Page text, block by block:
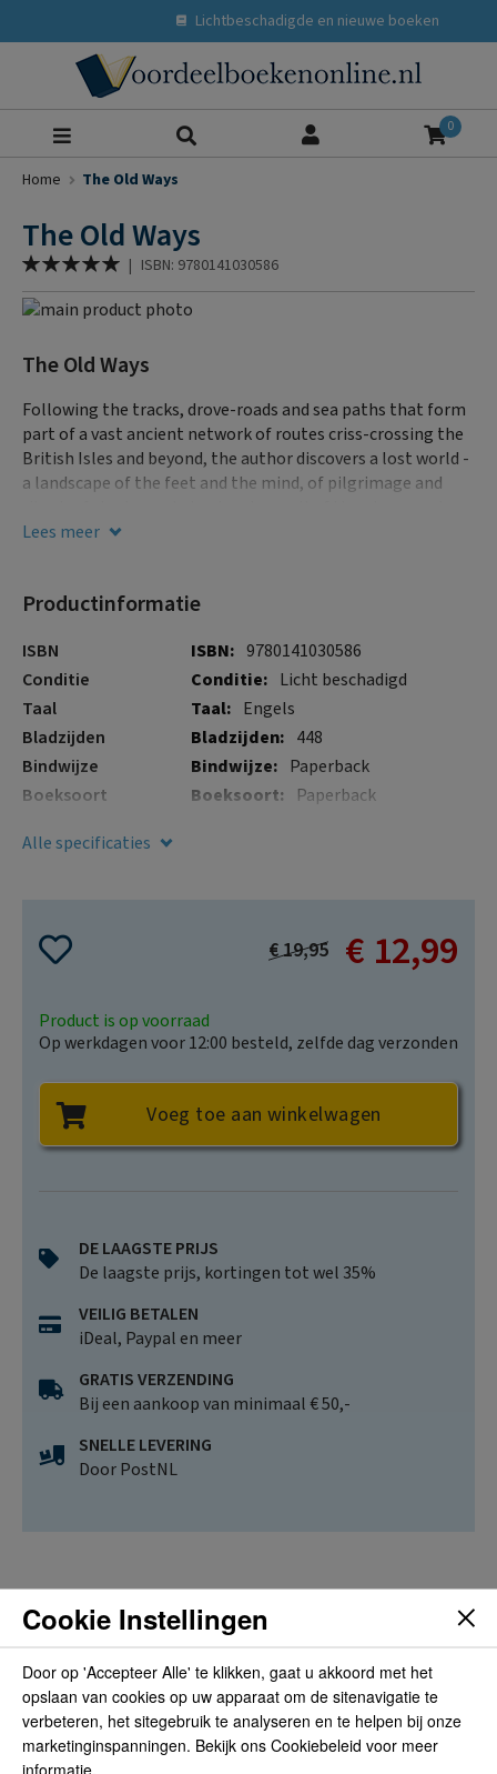
Lichtbeschadigde en nieuwe boeken
0
Home The Old Ways
The Old Ways
Waardering:
% of
| ISBN: 9780141030586
Ga
het
van
de
afbeeldingen-
gallerij
naar
begin
van
de
afbeeldingen-
The Old Ways
Following the tracks, drove-roads and sea paths that form
part of a vast ancient network of routes criss-crossing the
British Isles and beyond, the author discovers a lost world -
a landscape of the feet and the mind, of pilgrimage and
journeys which inspire and inhabit our imaginations.
Lees meer
Productinformatie
Meer
informatie
ISBN
9780141030586
Conditie
Licht beschadigd
Taal
Engels
Bladzijden
448
Bindwijze
Paperback
Boeksoort
Paperback
Verschijningsdatum
Alle specificaties
Special
Price
€ 12,99
€ 19,95
Product is op voorraad
Op werkdagen voor 12:00 besteld, zelfde dag verzonden
Voeg toe aan winkelwagen
DE LAAGSTE PRIJS
De laagste prijs, kortingen tot wel 35%
VEILIG BETALEN
iDeal, Paypal en meer
GRATIS VERZENDING
Bij een aankoop van minimaal € 50,-
SNELLE LEVERING
Door PostNL
Beoordelingen
Schrijf de eerste review over dit product
Schrijf een beoordeling
Cookie Instellingen
Door op 'Accepteer Alle' te klikken, gaat u akkoord met het
opslaan van cookies op uw apparaat om de sitenavigatie te
verbeteren, het sitegebruik te analyseren en te helpen bij onze
marketinginspanningen. Bekijk ons Cookiebeleid voor meer
informatie.